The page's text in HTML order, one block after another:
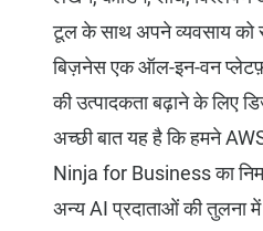
टूल के साथ अपने व्यवसाय को
बिज़नेस एक ऑल-इन-वन
की उत्पादकता बढ़ाने के लिए
अच्छी बात यह है कि हमने
Ninja for Business का
अन्य AI प्रदाताओं की तुलना